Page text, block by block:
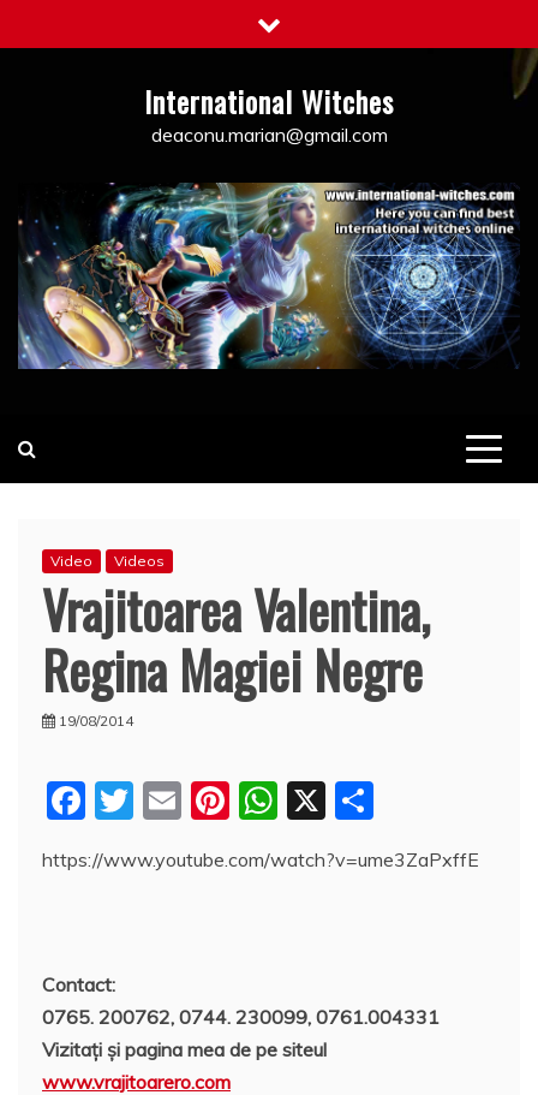
to
International Witches
deaconu.marian@gmail.com
Video Videos
Vrajitoarea Valentina,
Regina Magiei Negre
19/08/2014
F
c
o
o
k
T
itt
E
ai
Pi
er
W
at
p
X
rt
z
https://www.youtube.com/watch?v=ume3ZaPxffE
Contact:
0765. 200762, 0744. 230099, 0761.004331
Vizitaţi şi pagina mea de pe siteul
www.vrajitoarero.com